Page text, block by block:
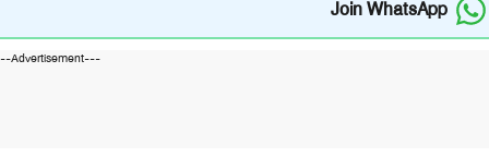
Join WhatsApp
---Advertisement---